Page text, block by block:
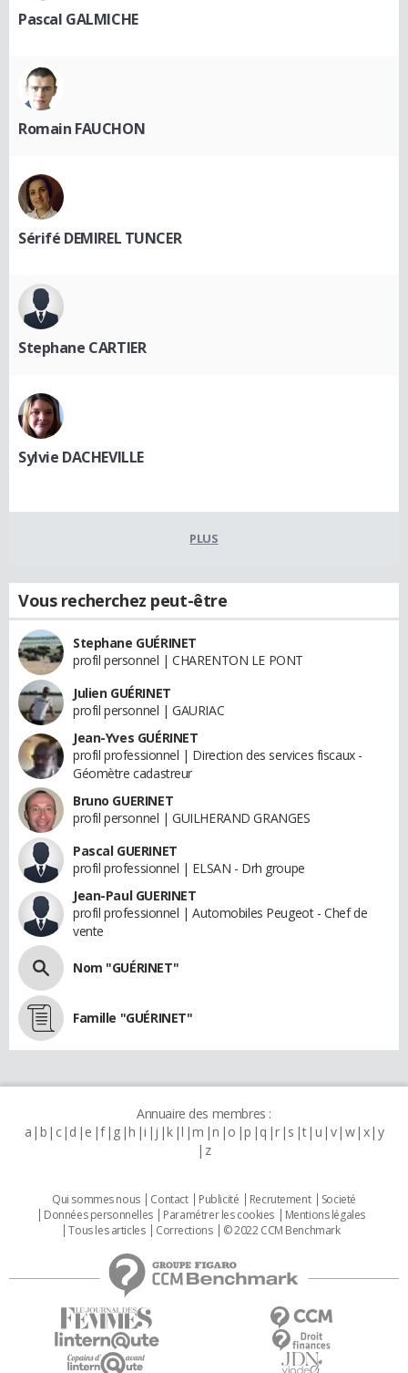
Pascal GALMICHE
Romain FAUCHON
Sérifé DEMIREL TUNCER
Stephane CARTIER
Sylvie DACHEVILLE
PLUS
Vous recherchez peut-être
Stephane GUÉRINET
profil personnel | CHARENTON LE PONT
Julien GUÉRINET
profil personnel | GAURIAC
Jean-Yves GUÉRINET
profil professionnel | Direction des services fiscaux -
Géomètre cadastreur
Bruno GUERINET
profil personnel | GUILHERAND GRANGES
Pascal GUERINET
profil professionnel | ELSAN - Drh groupe
Jean-Paul GUERINET
profil professionnel | Automobiles Peugeot - Chef de
vente
Nom "GUÉRINET"
Famille "GUÉRINET"
Annuaire des membres :
a b c d e f g h i j k l m n o p q r s t u v w x y
z
Qui sommes nous Contact Publicité Recrutement
Societé
Données personnelles
Paramétrer les cookies
Mentions légales
Tous les articles
Corrections © 2022 CCM Benchmark